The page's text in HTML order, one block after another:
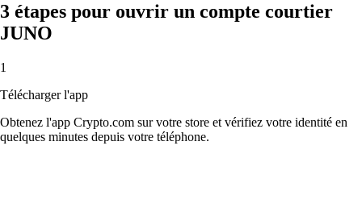
3 étapes pour ouvrir un compte courtier
JUNO
1
Télécharger l'app
Obtenez l'app Crypto.com sur votre store et vérifiez votre identité en
quelques minutes depuis votre téléphone.